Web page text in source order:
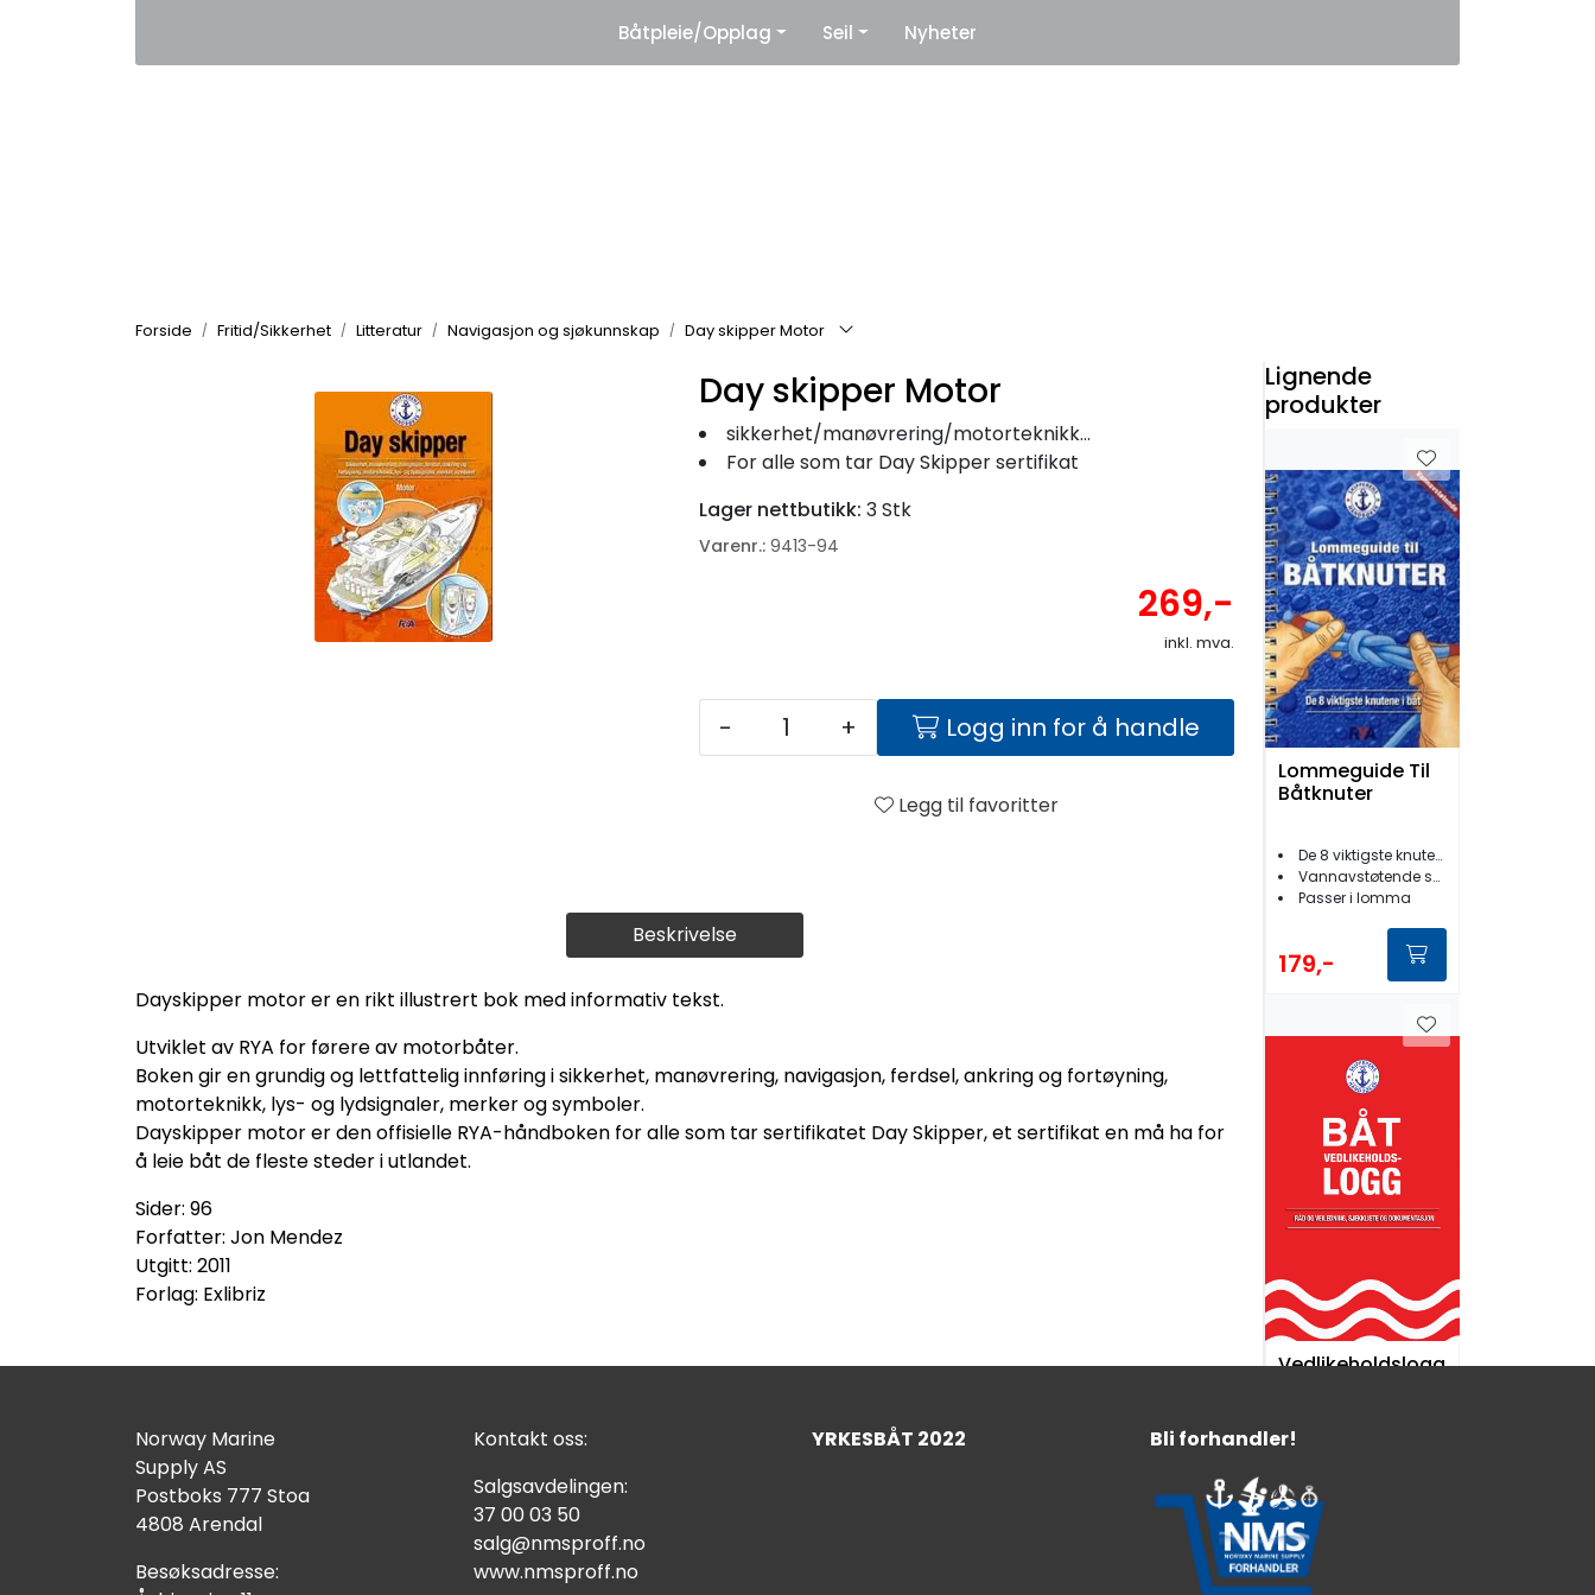
Leverandører
Båtpleie/Opplag Seil Nyheter
Forside Fritid/Sikkerhet Litteratur Navigasjon og sjøkunnskap Day skipper Motor
Beskrivelse
Dayskipper motor er en rikt illustrert bok med informativ tekst.
Utviklet av RYA for førere av motorbåter.
Boken gir en grundig og lettfattelig innføring i sikkerhet, manøvrering, navigasjon, ferdsel, ankring og fortøyning,
motorteknikk, lys- og lydsignaler, merker og symboler.
Dayskipper motor er den offisielle RYA-håndboken for alle som tar sertifikatet Day Skipper, et sertifikat en må ha for
å leie båt de fleste steder i utlandet.
Sider: 96
Forfatter: Jon Mendez
Utgitt: 2011
Forlag: Exlibriz
Day skipper Motor
sikkerhet/manøvrering/motorteknikk/navigasjon
For alle som tar Day Skipper sertifikat
Lager nettbutikk: 3 Stk
Varenr.: 9413-94
269,-
inkl. mva.
- + Logg inn for å handle
Legg til favoritter
Lignende
produkter
Lommeguide Til
Båtknuter
De 8 viktigste knutene i båt
Vannavstøtende spiralhefte
Passer i lomma
179,-
Vedlikeholdslogg
176 sider
299,-
Norway Marine
Supply AS
Postboks 777 Stoa
4808 Arendal
Besøksadresse:
Kontakt oss:
Salgsavdelingen:
37 00 03 50
salg@nmsproff.no
www.nmsproff.no
YRKESBÅT 2022 Bli forhandler!